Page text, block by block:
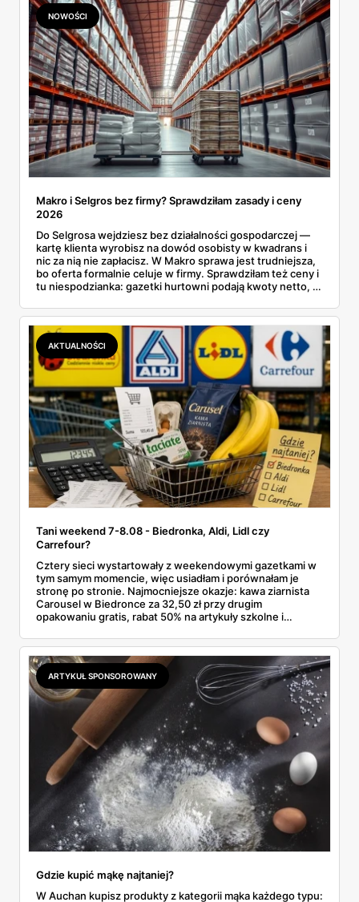
NOWOŚCI
Makro i Selgros bez firmy? Sprawdziłam zasady i ceny
2026
Do Selgrosa wejdziesz bez działalności gospodarczej —
kartę klienta wyrobisz na dowód osobisty w kwadrans i
nic za nią nie zapłacisz. W Makro sprawa jest trudniejsza,
bo oferta formalnie celuje w firmy. Sprawdziłam też ceny i
tu niespodzianka: gazetki hurtowni podają kwoty netto, a
zawsze wygrywa — ta sama kawa ziarnista kosztuje w
Makro ponad dwa razy więcej niż w weekendowej
promocji dyskontu.
AKTUALNOŚCI
Tani weekend 7-8.08 - Biedronka, Aldi, Lidl czy
Carrefour?
Cztery sieci wystartowały z weekendowymi gazetkami w
tym samym momencie, więc usiadłam i porównałam je
stronę po stronie. Najmocniejsze okazje: kawa ziarnista
Carousel w Biedronce za 32,50 zł przy drugim
opakowaniu gratis, rabat 50% na artykuły szkolne i
2,99 zł za kilogram, ale wyłącznie w sobotę z aplikacją. Aldi
odpowiada masłem za 2,99 zł. Werdykt w skrócie:
najwięcej wyciśniesz z Biedronki, po świeże warzywa jedź
do Aldi.
ARTYKUŁ SPONSOROWANY
Gdzie kupić mąkę najtaniej?
W Auchan kupisz produkty z kategorii mąka każdego typu: